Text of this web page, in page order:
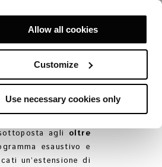
Allow all cookies
Customize
Use necessary cookies only
agli oltre
esaustivo e
un’estensione di